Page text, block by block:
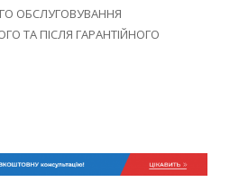
ОБСЛУГОВУВАННЯ
ТА ПІСЛЯ ГАРАНТІЙНОГО